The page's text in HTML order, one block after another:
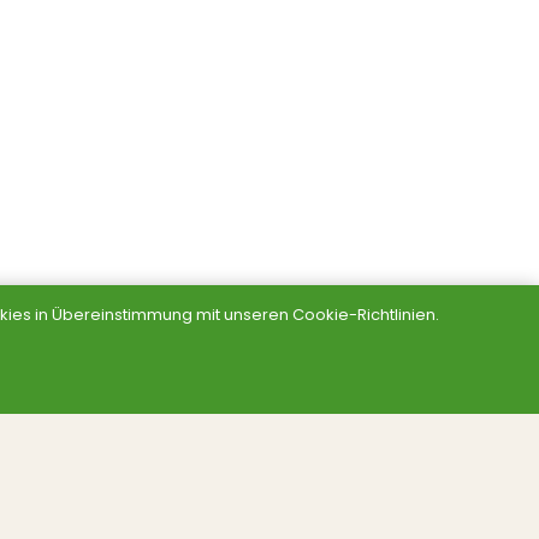
in Übereinstimmung mit unseren Cookie-Richtlinien.